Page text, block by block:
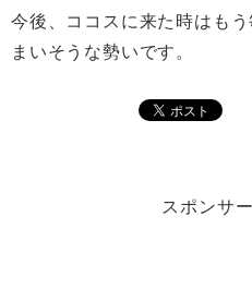
今後、ココスに来た時はも
まいそうな勢いです。
スポンサ